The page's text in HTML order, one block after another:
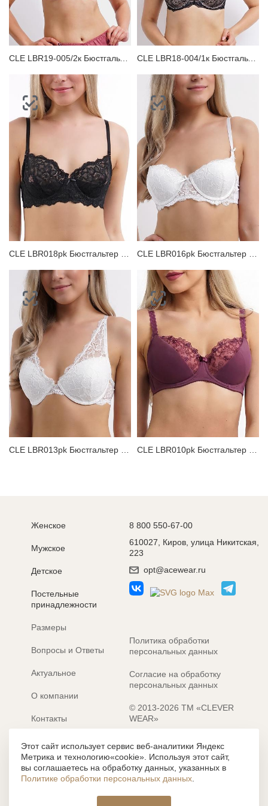
CLE LBR19-005/2к Бюстгальтер женский CLE LBR18-004/1к Бюстгальтер женский
CLE LBR018pk Бюстгальтер женский CLE LBR016pk Бюстгальтер женский
Женское
Мужское
Детское
Постельные
принадлежности
Размеры
Вопросы и Ответы
Актуальное
О компании
Контакты
Электронные каталоги
8 800 550-67-00
610027, Киров, улица Никитская,
223
opt@acewear.ru
Политика обработки
персональных данных
Согласие на обработку
персональных данных
© 2013-2026 ТМ «CLEVER
WEAR»
Разработка сайта: MACHAON
Все содержание, представленное или отраженное на сайте
https://clever-style.ru, включая, но не ограничиваясь, текстом,
графикой, фотографиями, иллюстрациями и т.д., являются
объектами авторского права, использование которых, без
Этот сайт использует сервис веб-аналитики Яндекс
Метрика и технологию«cookie». Используя этот сайт,
вы соглашаетесь на обработку данных, указанных в
Политике обработки персональных данных